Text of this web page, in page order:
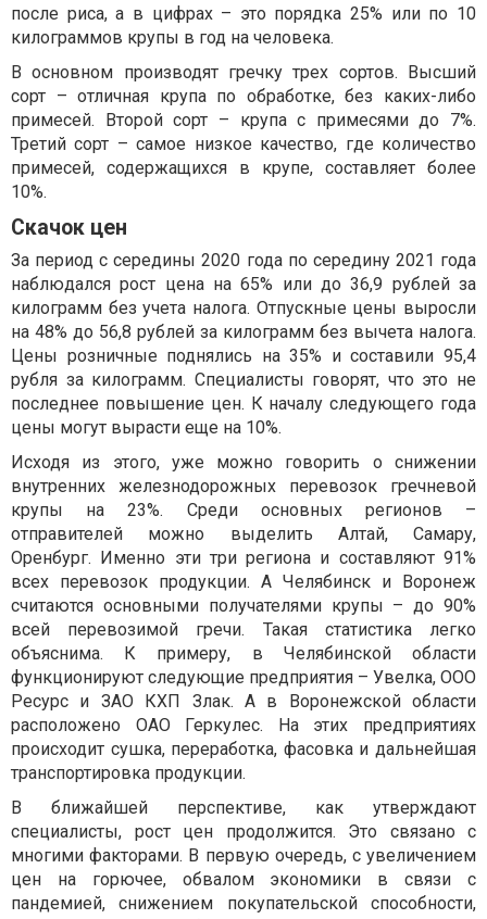
после риса, а в цифрах – это порядка 25% или по 10
килограммов крупы в год на человека.
В основном производят гречку трех сортов. Высший
сорт – отличная крупа по обработке, без каких-либо
примесей. Второй сорт – крупа с примесями до 7%.
Третий сорт – самое низкое качество, где количество
примесей, содержащихся в крупе, составляет более
10%.
Скачок цен
За период с середины 2020 года по середину 2021 года
наблюдался рост цена на 65% или до 36,9 рублей за
килограмм без учета налога. Отпускные цены выросли
на 48% до 56,8 рублей за килограмм без вычета налога.
Цены розничные поднялись на 35% и составили 95,4
рубля за килограмм. Специалисты говорят, что это не
последнее повышение цен. К началу следующего года
цены могут вырасти еще на 10%.
Исходя из этого, уже можно говорить о снижении
внутренних железнодорожных перевозок гречневой
крупы на 23%. Среди основных регионов –
отправителей можно выделить Алтай, Самару,
Оренбург. Именно эти три региона и составляют 91%
всех перевозок продукции. А Челябинск и Воронеж
считаются основными получателями крупы – до 90%
всей перевозимой гречи. Такая статистика легко
объяснима. К примеру, в Челябинской области
функционируют следующие предприятия – Увелка, ООО
Ресурс и ЗАО КХП Злак. А в Воронежской области
расположено ОАО Геркулес. На этих предприятиях
происходит сушка, переработка, фасовка и дальнейшая
транспортировка продукции.
В ближайшей перспективе, как утверждают
специалисты, рост цен продолжится. Это связано с
многими факторами. В первую очередь, с увеличением
цен на горючее, обвалом экономики в связи с
пандемией, снижением покупательской способности,